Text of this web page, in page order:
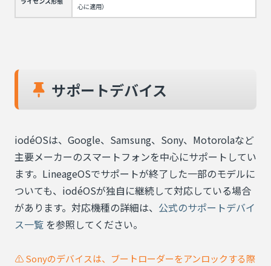
心に適用）
サポートデバイス
iodéOSは、Google、Samsung、Sony、Motorolaなど
主要メーカーのスマートフォンを中心にサポートしてい
ます。LineageOSでサポートが終了した一部のモデルに
ついても、iodéOSが独自に継続して対応している場合
があります。対応機種の詳細は、 公式のサポートデバイ
ス一覧 を参照してください。
⚠️ Sonyのデバイスは、ブートローダーをアンロックする際